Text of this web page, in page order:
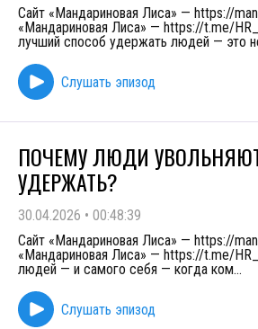
Сайт «Мандариновая Лиса» — https://
«Мандариновая Лиса» — https://t.me/
лучший способ удержать людей — это
Слушать эпизод
ПОЧЕМУ ЛЮДИ
УДЕРЖАТЬ?
30.04.2026 • 00:48:39
Сайт «Мандариновая Лиса» — https://
«Мандариновая Лиса» — https://t.me/
людей — и самого себя — когда ком...
Слушать эпизод